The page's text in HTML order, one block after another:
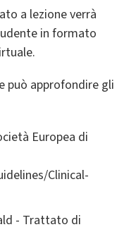
a lezione verrà
in formato
può approfondire gli
Europea di
Clinical-
- Trattato di